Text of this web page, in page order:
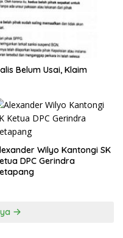
Belum Usai, Klaim
Wilyo Kantongi SK
DPC Gerindra